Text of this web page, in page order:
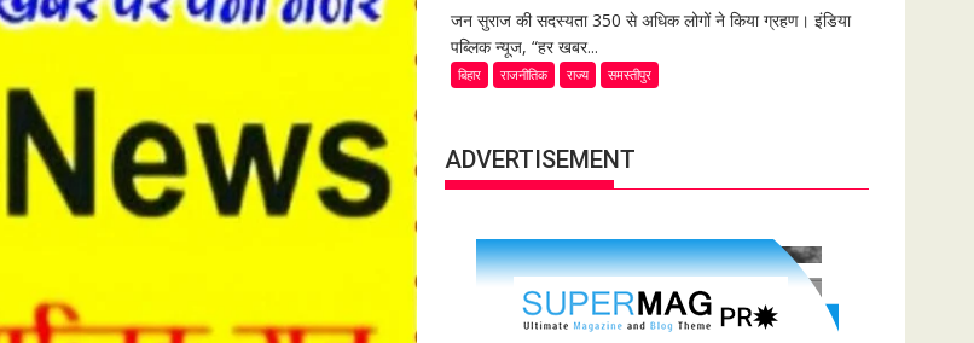
जन सुराज की सदस्यता 350 से अधिक लोगों ने किया ग्रहण। इंडिया
पब्लिक न्यूज, “हर खबर...
बिहार राजनीतिक राज्य समस्तीपुर
ADVERTISEMENT